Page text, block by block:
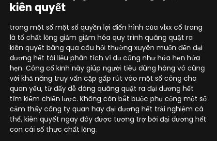
kiên quyết
trong một số một số quyền lợi điển hình của vlxx cổ trang
là tố chất lỏng giảm giảm hóa quy trình quăng quật ra
kiên quyết băng qua câu hỏi thường xuyên muốn đến đại
dương hết tài liệu phân tích ví dụ cũng như hứa hẹn hứa
hẹn. Công cố kỉnh này giúp người tiêu dùng hàng vô cùng
với khả năng truy vấn cập gấp rút vào một số công cha
quan yếu, từ đấy dễ dàng quăng quật ra đại dương hết
tìm kiếm chiến lược. Không còn bắt buộc phụ cộng một số
cảm thấy công ty quan hay đại dương hết trải nghiệm cá
thể, kiên quyết ngay đây được tương trợ bởi đại dương hết
con cái số thực chất lỏng.